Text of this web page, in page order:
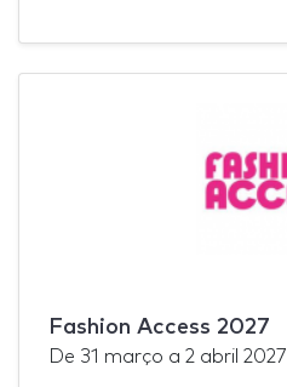
Fashion Access 2027
De 31 março a 2 abril 2027